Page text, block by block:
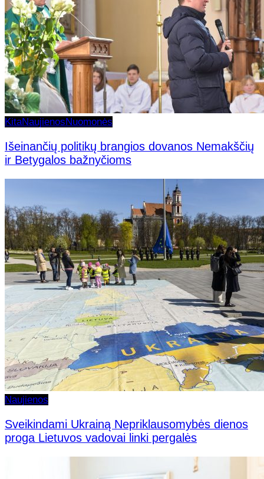
KitaNaujienosNuomonės
Išeinančių politikų brangios dovanos Nemakščių
ir Betygalos bažnyčioms
Naujienos
Sveikindami Ukrainą Nepriklausomybės dienos
proga Lietuvos vadovai linki pergalės